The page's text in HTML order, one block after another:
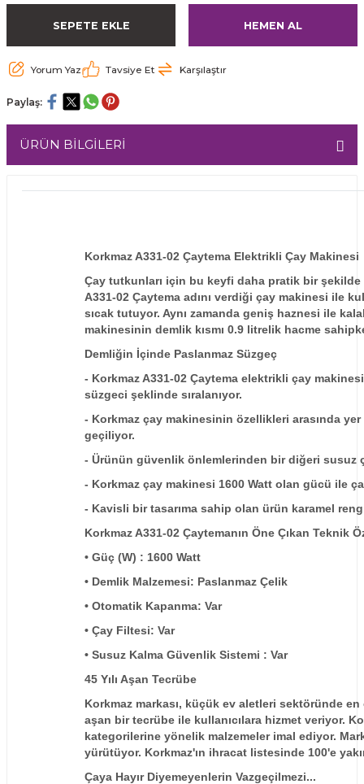
SEPETE EKLE HEMEN AL
Yorum Yaz Tavsiye Et Karşılaştır
Paylaş:
ÜRÜN BİLGİLERİ
Korkmaz A331-02 Çaytema Elektrikli Çay Makinesi
Çay tutkunları için bu keyfi daha pratik bir
A331-02 Çaytema adını verdiği çay makinesi ile
sıcak tutuyor. Aynı zamanda geniş haznesi ile
makinesinin demlik kısmı 0.9 litrelik hacme
Demliğin İçinde Paslanmaz Süzgeç
- Korkmaz A331-02 Çaytema elektrikli çay
süzgeci şeklinde sıralanıyor.
- Korkmaz çay makinesinin özellikleri arasında
geçiliyor.
- Ürünün güvenlik önlemlerinden bir diğeri susuz
- Korkmaz çay makinesi 1600 Watt olan gücü ile
- Kavisli bir tasarıma sahip olan ürün karamel
Korkmaz A331-02 Çaytemanın Öne Çıkan Teknik
• Güç (W) : 1600 Watt
• Demlik Malzemesi: Paslanmaz Çelik
• Otomatik Kapanma: Var
• Çay Filtesi: Var
• Susuz Kalma Güvenlik Sistemi : Var
45 Yılı Aşan Tecrübe
Korkmaz markası, küçük ev aletleri sektöründe en
aşan bir tecrübe ile kullanıcılara hizmet veriyor.
kategorilerine yönelik malzemeler imal ediyor.
yürütüyor. Korkmaz'ın ihracat listesinde 100'e
Çaya Hayır Diyemeyenlerin Vazgeçilmezi...